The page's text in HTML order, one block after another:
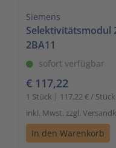
Siemens
Selektivitätsmodul
2BA11
sofort verfügbar
€ 117,22
1 Stück | 117,22 € / Stück
inkl. Mwst. zzgl.
In den Warenkorb